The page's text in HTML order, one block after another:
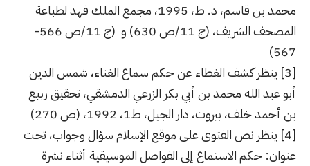
محمد بن قاسم، د. ط، 1995، مجمع الملك فهد لطباعة
المصحف الشريف، (ج 11/ص 630) و (ج 11/ص 566-
567)
[3]
ينظر كشف الغطاء عن حكم سماع الغناء، شمس الدين
أبو عبد الله محمد بن أبي بكر الزرعي الدمشقي، تحقيق ربيع
بن أحمد خلف، بيروت، دار الجيل، ط1، 1992، (ص 270)
[4]
ينظر نص الفتوى على موقع الإسلام سؤال وجواب، تحت
عنوان: حكم الاستماع إلى الفواصل الموسيقية أثناء نشرة